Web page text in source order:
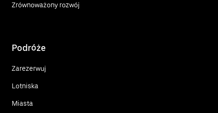
Zrównoważony rozwój
Podróże
Zarezerwuj
Lotniska
Miasta